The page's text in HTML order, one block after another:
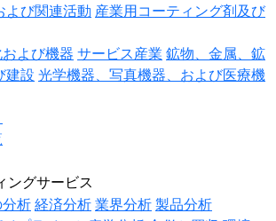
よび関連活動 産業用コーティング剤及び
よび機器 サービス産業 鉱物、金属、鉱
建設 光学機器、写真機器、および医療機
ングサービス
析経済分析業界分析製品分析